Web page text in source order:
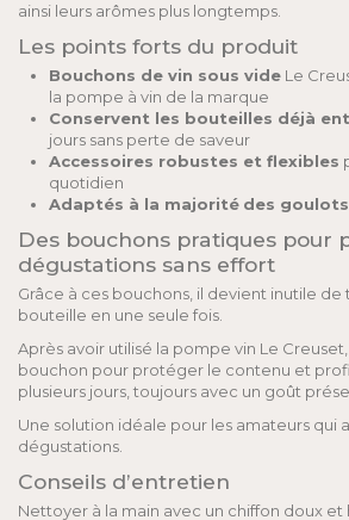
ainsi leurs arômes plus longtemps.
Les points forts du produit
Bouchons de vin sous vide Le
la pompe à vin de la marque
Conservent les bouteilles déjà
jours sans perte de saveur
Accessoires robustes et flexibles
quotidien
Adaptés à la majorité des goulots
Des bouchons pratiques pour
dégustations sans effort
Grâce à ces bouchons, il devient inutile de
bouteille en une seule fois.
Après avoir utilisé la pompe vin Le
bouchon pour protéger le contenu et
plusieurs jours, toujours avec un goût
Une solution idéale pour les amateurs qui
dégustations.
Conseils d’entretien
Nettoyer à la main avec un chiffon doux et